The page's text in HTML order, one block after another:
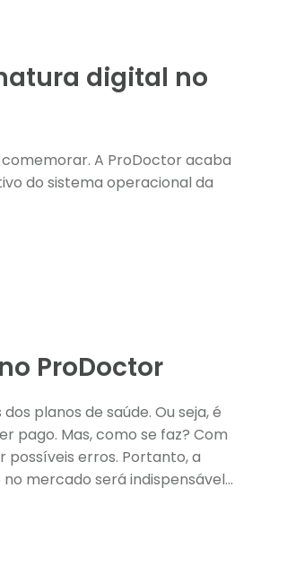
digital no
do sistema operacional da
ProDoctor
planos de saúde. Ou seja, é
pago. Mas, como se faz? Com
erros. Portanto, a
mercado será indispensável